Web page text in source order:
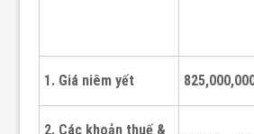
1. Giá niêm yết
2. Các khoản thuế &